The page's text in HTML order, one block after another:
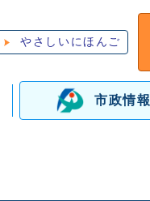
やさしいにほんご
市政情報